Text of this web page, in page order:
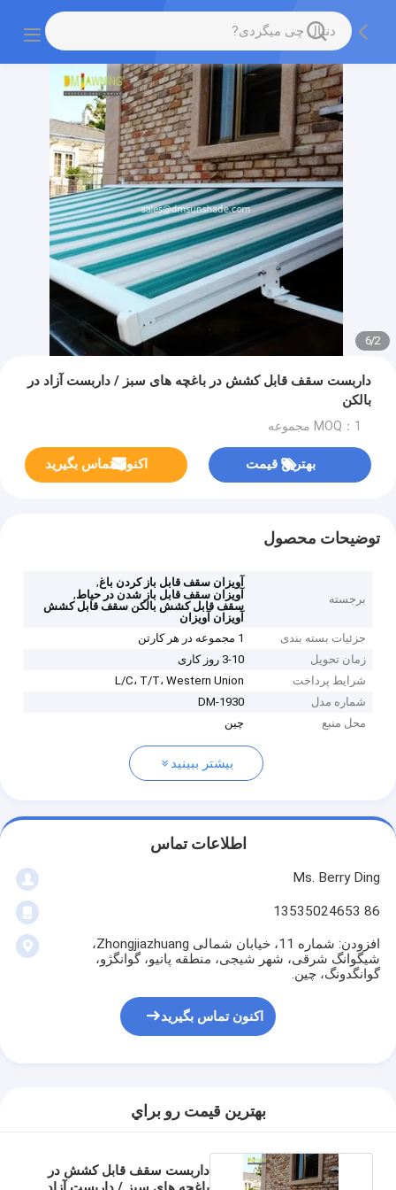
2
/
6
داربست سقف قابل کشش در باغچه های سبز / داربست آزاد در
بالکن
MOQ：1 مجموعه
بهترین قیمت اکنون تماس بگیرید
توضیحات محصول
برجسته
آویزان سقف قابل باز کردن باغ,
آویزان سقف قابل باز شدن در حیاط,
سقف قابل کشش بالکن سقف قابل کشش
آویزان آویزان
جزئیات بسته بندی
1 مجموعه در هر کارتن
زمان تحویل
3-10 روز کاری
شرایط پرداخت
L/C، T/T، Western Union
شماره مدل
DM-1930
محل منبع
چین
بیشتر ببینید
اطلاعات تماس
Ms. Berry Ding
86 13535024653
افزودن: شماره 11، خیابان شمالی Zhongjiazhuang،
شیگوانگ شرقی، شهر شیجی، منطقه پانیو، گوانگژو،
گوانگدونگ، چین.
اکنون تماس بگیرید
بهترين قيمت رو براي
داربست سقف قابل کشش در